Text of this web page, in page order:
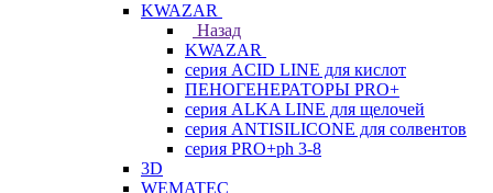
KWAZAR
Назад
KWAZAR
серия ACID LINE для кислот
ПЕНОГЕНЕРАТОРЫ PRO+
серия ALKA LINE для щелочей
серия ANTISILICONE для солвентов
серия PRO+ph 3-8
3D
WEMATEC